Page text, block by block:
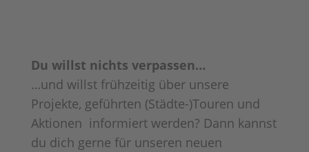
Du willst nichts verpassen…
…und willst frühzeitig über unsere
Projekte, geführten (Städte-)Touren und
Aktionen informiert werden? Dann kannst
du dich gerne für unseren neuen